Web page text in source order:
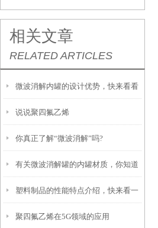
相关文章
RELATED ARTICLES
微波消解内罐的设计优势，快来看看
吧
说说聚四氟乙烯
你真正了解“微波消解”吗?
有关微波消解罐的内罐材质，你知道
多少？
塑料制品的性能特点介绍，快来看一
下吧
聚四氟乙烯在5G领域的应用